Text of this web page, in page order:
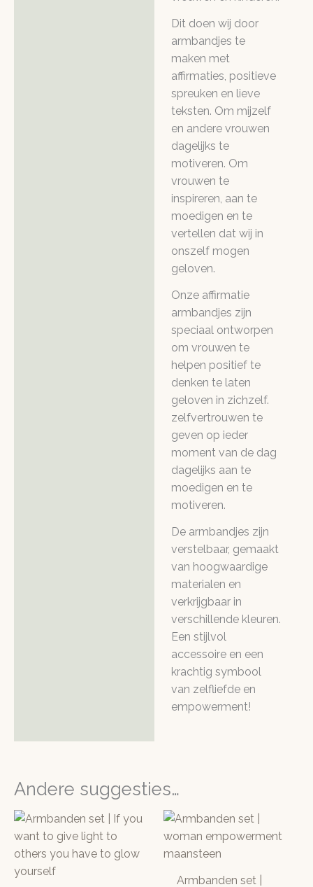
Dit doen wij door
armbandjes te
maken met
affirmaties, positieve
spreuken en lieve
teksten. Om mijzelf
en andere vrouwen
dagelijks te
motiveren. Om
vrouwen te
inspireren, aan te
moedigen en te
vertellen dat wij in
onszelf mogen
geloven.
Onze affirmatie
armbandjes zijn
speciaal ontworpen
om vrouwen te
helpen positief te
denken te laten
geloven in zichzelf.
zelfvertrouwen te
geven op ieder
moment van de dag
dagelijks aan te
moedigen en te
motiveren.
De armbandjes zijn
verstelbaar, gemaakt
van hoogwaardige
materialen en
verkrijgbaar in
verschillende kleuren.
Een stijlvol
accessoire en een
krachtig symbool
van zelfliefde en
empowerment!
Andere suggesties…
Armbanden set |